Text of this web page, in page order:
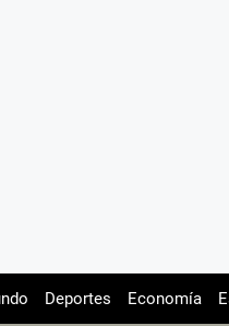
Deportes Economía